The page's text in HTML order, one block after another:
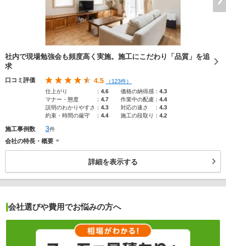
社内で現場勉強会も頻度高く実施。施工にこだわり「品質」を追
求
口コミ評価 4.5
（123件）
仕上がり
： 4.6 価格の納得感 ： 4.3
マナー・態度
： 4.7 作業中の配慮 ： 4.4
説明のわかりやすさ ： 4.3 対応の速さ ： 4.3
約束・時間の厳守
： 4.4 施工の段取り ： 4.2
施工事例数 3件
会社の特長・概要
詳細を表示する
会社選びや費用でお悩みの方へ